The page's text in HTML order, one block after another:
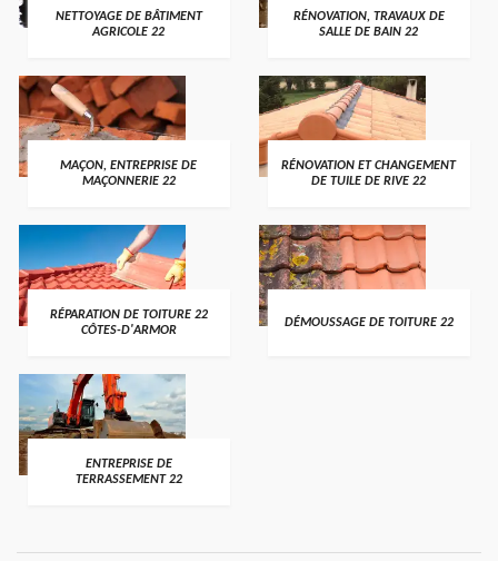
NETTOYAGE DE BÂTIMENT
AGRICOLE 22
RÉNOVATION, TRAVAUX DE
SALLE DE BAIN 22
MAÇON, ENTREPRISE DE
MAÇONNERIE 22
RÉNOVATION ET CHANGEMENT
DE TUILE DE RIVE 22
RÉPARATION DE TOITURE 22
CÔTES-D'ARMOR
DÉMOUSSAGE DE TOITURE 22
ENTREPRISE DE
TERRASSEMENT 22